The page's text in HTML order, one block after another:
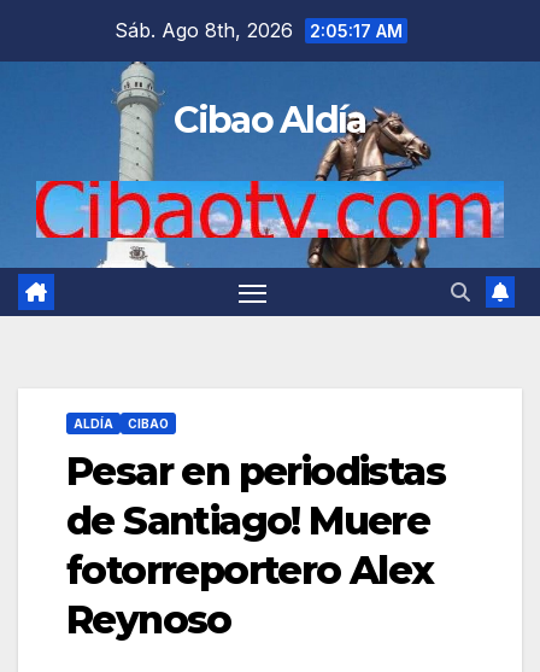
Sáb. Ago 8th, 2026 2:05:18 AM
Cibao Aldía
ALDÍA CIBAO
Pesar en periodistas
de Santiago! Muere
fotorreportero Alex
Reynoso